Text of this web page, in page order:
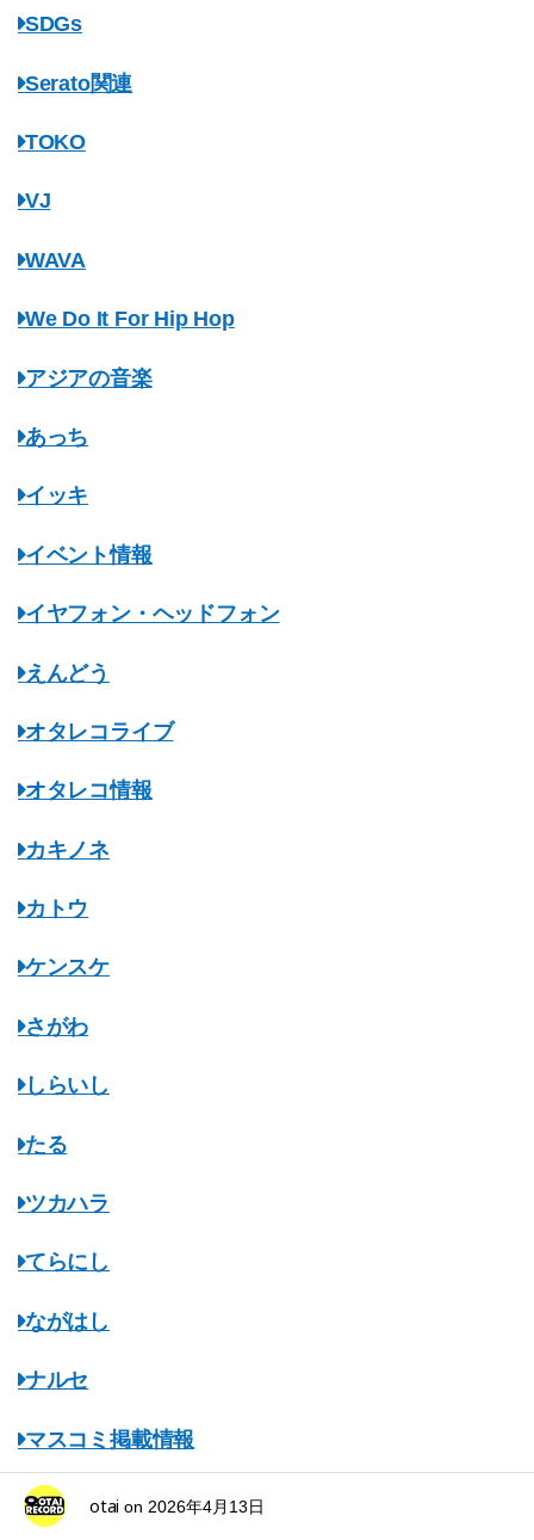
SDGs
Serato関連
TOKO
VJ
WAVA
We Do It For Hip Hop
アジアの音楽
あっち
イッキ
イベント情報
イヤフォン・ヘッドフォン
えんどう
オタレコライブ
オタレコ情報
カキノネ
カトウ
ケンスケ
さがわ
しらいし
たる
ツカハラ
てらにし
ながはし
ナルセ
マスコミ掲載情報
みちのくオタレコ
otai on 2026年4月13日